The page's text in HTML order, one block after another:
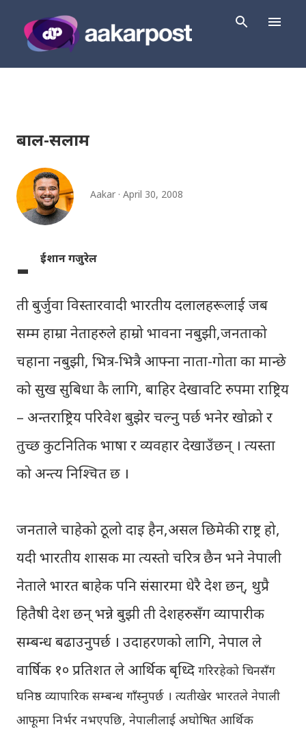
बाल-सलाम
Aakar April 30, 2008
- ईशान गजुरेल
ती बुर्जुवा विस्तारवादी भारतीय दलालहरूलाई जब
सम्म हाम्रा नेताहरुले हाम्रो भावना नबुझी,जनताको
चहाना नबुझी, भित्र-भित्रै आफ्ना नाता-गोता का मान्छे
को सुख सुबिधा कै लागि, बाहिर देखावटि रुपमा राष्ट्रिय
– अन्तराष्ट्रिय परिवेश बुझेर चल्नु पर्छ भनेर खोक्रो र
तुच्छ कुटनितिक भाषा र व्यवहार देखाउँछन् । त्यस्ता
को अन्त्य निश्चित छ ।
जनताले चाहेको ठूलो दाइ हैन,असल छिमेकी राष्ट्र हो,
यदी भारतीय शासक मा त्यस्तो चरित्र छैन भने नेपाली
नेताले भारत बाहेक पनि संसारमा धेरै देश छन्, थुप्रै
हितैषी देश छन् भन्ने बुझी ती देशहरुसँग व्यापारीक
सम्बन्ध बढाउनुपर्छ । उदाहरणको लागि, नेपाल ले
वार्षिक १० प्रतिशत ले आर्थिक बृध्दि गरिरहेको चिनसँग
घनिष्ठ व्यापारिक सम्बन्ध गाँस्नुपर्छ । त्यतीखेर भारतले नेपाली
आफूमा निर्भर नभएपछि, नेपालीलाई अघोषित आर्थिक